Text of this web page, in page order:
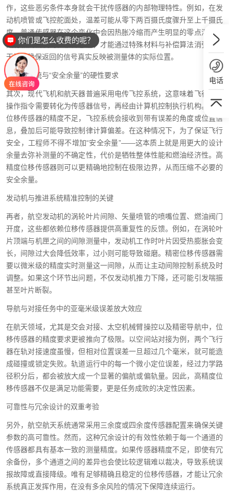
作，这些恶劣条件本身就会干扰传感器的内部物理特性。例如，在发
动机喷管或飞控舵面处，温差可能从零下两百摄氏度骤升至上千摄氏
度，普通传感器在这个变化中会因热胀冷缩而产生明显的零点漂移。
只有极高精度的位移传感器，才能通过特殊材料与补偿算法消弭环境
干扰，确保返回的信号真实反映被测量体的实际位置。
对飞控系统与“安全余量”的硬性要求
其次，现代飞机和航天器普遍采用电传飞控系统，这意味着飞行员的
操作指令需要转化为传感器信号，再经由计算机控制执行机构。如果
位移传感器的精度不足，飞控系统会接收到带有误差的角度或位置信
息，叠加后可能导致控制律计算偏差。在这种情况下，为了保证飞行
安全，工程师不得不增加“安全余量”——这本质上就是用更大的设计
余量去弥补测量的不确定性，代价是牺牲整体性能和燃油经济性。高
精度位移传感器则可以更精确地控制在极限边界，从而压缩不必要的
安全余量。
发动机与推进系统精准控制的关键
再者，航空发动机的涡轮叶片间隙、矢量喷管的喷嘴位置、燃油阀门
开度，这些都依赖位移传感器提供高重复性的反馈。例如，在涡轮叶
片顶端与机匣之间的间隙测量中，发动机工作时叶片因受热膨胀会变
长，间隙过大会降低效率，过小则可能导致碰磨。精密位移传感器需
要以微米级的精度实时测量这一间隙，从而让主动间隙控制系统及时
调整。如果这个环节出问题，不仅发动机推力下降，还可能引发喘振
甚至叶片断裂。
导航与对接任务中的亚毫米级误差放大效应
在航天领域，尤其是交会对接、太空机械臂操控以及精密导航中，位
移传感器的精度要求更被推向了极限。以空间站对接为例，两个飞行
器在轨对接速度虽慢，但相对位置误差一旦超过几个毫米，就可能造
成碰撞或锁定失败。轨道运行中的每一个微小定位误差，经过力学路
径积分后，都会被放大成一个显著的偏航或偏轨量。因此，高精度位
移传感器不仅是满足功能需要，更是任务成败的决定性因素。
可靠性与冗余设计的双重考验
另外，航空航天系统通常采用三余度或四余度传感器配置来确保关键
参数的高可靠性。然而，这种冗余设计的有效性依赖于每一个通道的
传感器都具有基本一致的测量精度。如果传感器精度不足，即使有冗
余备份，多个通道之间的差异也会使比较逻辑难以裁决，导致系统误
报故障或直接降级。唯有足够精确且稳定的位移传感器，才能让冗余
系统真正发挥作用，在没有多余风险的情况下保障连续运行。
电话
你们是怎么收费的呢？